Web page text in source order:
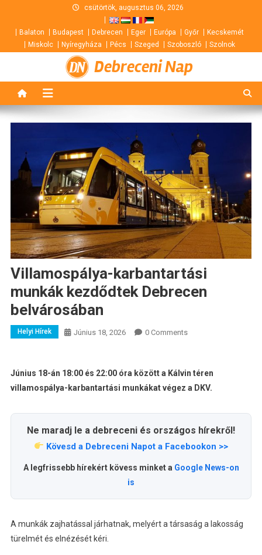
content
csütörtök, augusztus 06, 2026
Balaton Budapest Debrecen Eger Európa Győr
Kecskemét
Miskolc
Nyíregyháza Pécs Szeged Szoboszló Szolnok
Debreceni Nap
Villamospálya-karbantartási
munkák kezdődtek Debrecen
belvárosában
Helyi Hírek Június 18, 2026 0 Comments
Június 18-án 18:00 és 22:00 óra között a Kálvin téren
villamospálya-karbantartási munkákat végez a DKV.
Ne maradj le a debreceni és országos hírekről!
Kövesd a Debreceni Napot a Facebookon >>
A legfrissebb hírekért kövess minket a Google News-on
is
A munkák zajhatással járhatnak, melyért a társaság a lakosság
türelmét és elnézését kéri.